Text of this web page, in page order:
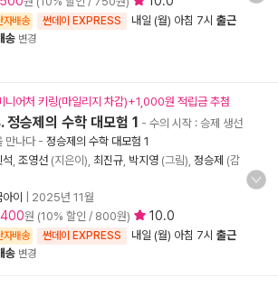
자배송 썬데이 EXPRESS 내일 (월) 아침 7시 출근
송 변경
니어처 키링(마일리지 차감)+1,000원 적립금 추첨
정승제의 수학 대모험 1 - 수의 시작 : 승제 생선
만나다- 정승제의 수학 대모험 1
석 조영선 (지은이), 최진규 박지영 (그림), 정승제 (감
이
2025년 11월
원 (10% 할인 / 800원) 10.0
자배송 썬데이 EXPRESS 내일 (월) 아침 7시 출근
송 변경